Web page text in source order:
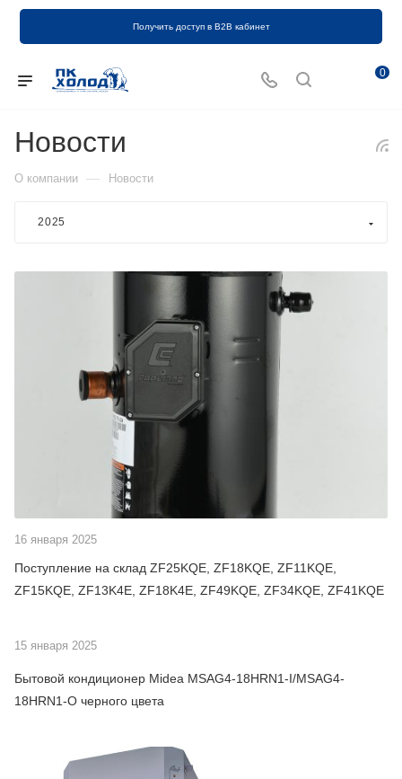
Получить доступ в B2B кабинет
0
Новости
О компании — Новости
2025
16 января 2025
Поступление на склад ZF25KQE, ZF18KQE, ZF11KQE,
ZF15KQE, ZF13K4E, ZF18K4E, ZF49KQE, ZF34KQE, ZF41KQE
15 января 2025
Бытовой кондиционер Midea MSAG4-18HRN1-I/MSAG4-
18HRN1-O черного цвета